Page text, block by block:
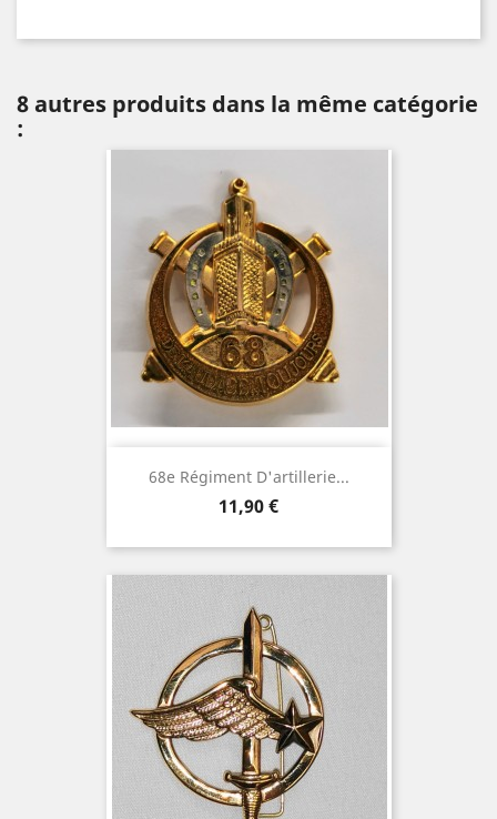
8 autres produits dans la même catégorie
:
68e Régiment D'artillerie...
Prix
11,90 €